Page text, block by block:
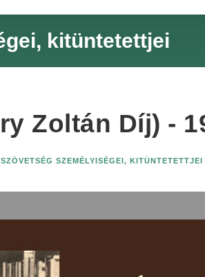
kitüntetettjei
Zoltán Díj) -
SZEMÉLYISÉGEI, KITÜNTETETTJEI